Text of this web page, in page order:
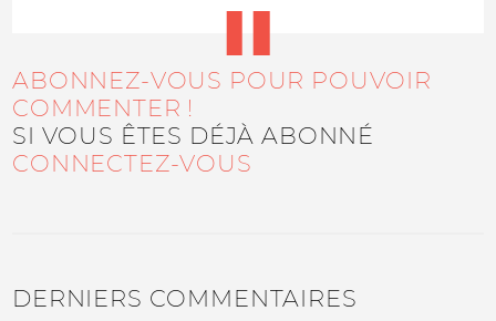
ABONNEZ-VOUS POUR POUVOIR
COMMENTER !
SI VOUS ÊTES DÉJÀ ABONNÉ
CONNECTEZ-VOUS
DERNIERS COMMENTAIRES